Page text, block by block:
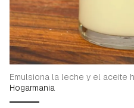
Emulsiona la leche y el aceite
Hogarmania